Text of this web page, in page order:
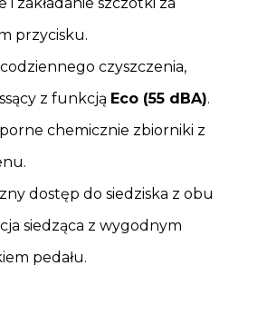
przycisku.
czyszczenia,
z funkcją Eco (55 dBA).
chemicznie zbiorniki z
dostęp do siedziska z obu
siedząca z wygodnym
pedału.